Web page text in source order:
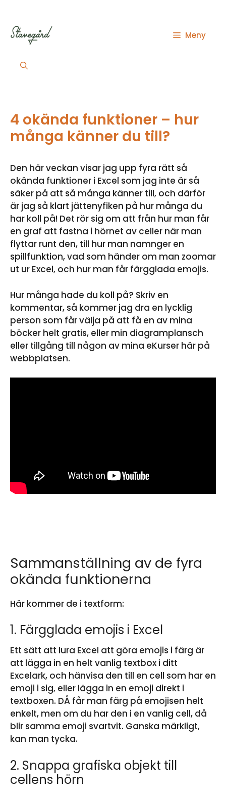
innehåll
Meny
4 okända funktioner – hur
många känner du till?
Den här veckan visar jag upp fyra rätt så
okända funktioner i Excel som jag inte är så
säker på att så många känner till, och därför
är jag så klart jättenyfiken på hur många du
har koll på! Det rör sig om att från hur man får
en graf att fastna i hörnet av celler när man
flyttar runt den, till hur man namnger en
spillfunktion, vad som händer om man zoomar
ut ur Excel, och hur man får färgglada emojis.
Hur många hade du koll på? Skriv en
kommentar, så kommer jag dra en lycklig
person som får välja på att få en av mina
böcker helt gratis, eller min diagramplansch
eller tillgång till någon av mina eKurser här på
webbplatsen.
Sammanställning av de fyra
okända funktionerna
Här kommer de i textform:
1. Färgglada emojis i Excel
Ett sätt att lura Excel att göra emojis i färg är
att lägga in en helt vanlig textbox i ditt
Excelark, och hänvisa den till en cell som har en
emoji i sig, eller lägga in en emoji direkt i
textboxen. DÅ får man färg på emojisen helt
enkelt, men om du har den i en vanlig cell, då
blir samma emoji svartvit. Ganska märkligt,
kan man tycka.
2. Snappa grafiska objekt till
cellens hörn